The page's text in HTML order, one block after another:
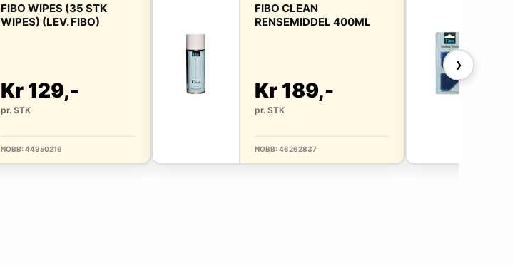
FIBO WIPES (35 STK
WIPES) (LEV. FIBO)
Kr 129,-
pr. STK
NOBB: 44950216
FIBO CLEAN
RENSEMIDDEL 400ML
Kr 189,-
pr. STK
NOBB: 46262837
❯